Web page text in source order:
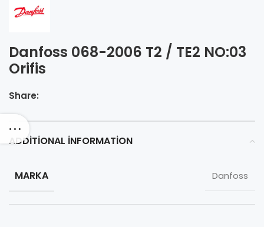
Danfoss 068-2006 T2 / TE2 NO:03
Orifis
Share:
ADDITIONAL INFORMATION
MARKA Danfoss